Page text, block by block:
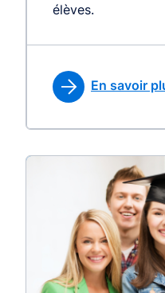
élèves.
En savoir